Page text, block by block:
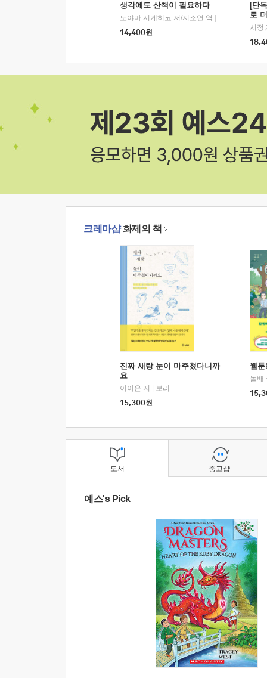
생각에도 산책이 필요하다
도야마 시게히코 저/지소연 역
알에이치코리
14,400원
[단
로
크레마샵화제의 책
진짜 새랑 눈이 마주쳤다니까
요
이이은 저
보리
15,300원
웹
돌배
도서
예스's Pick
중고샵